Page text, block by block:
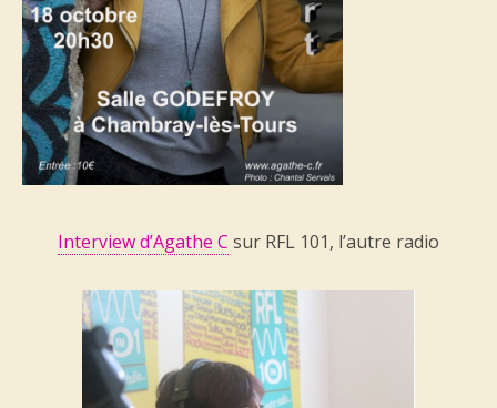
Interview d’Agathe C sur RFL 101, l’autre radio